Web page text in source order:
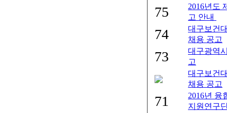
75
2016년도
고 안내
74
대구보건
채용 공고
73
대구광역
고
대구보건
채용 공고
71
2016년 융
지원연구